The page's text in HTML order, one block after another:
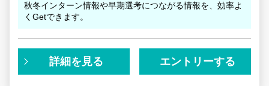
秋冬インターン情報や早期選考につながる情報を、効率よ
くGetできます。
詳細を見る エントリーする